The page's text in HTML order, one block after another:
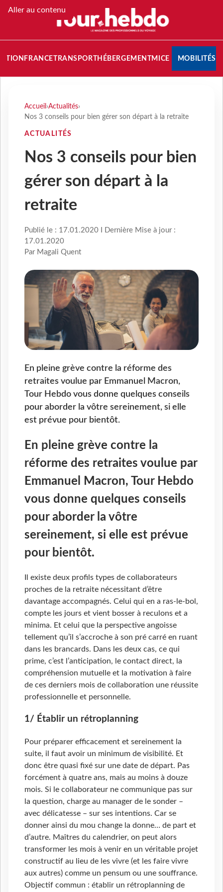
Aller au contenu
FRANCETRANSPORT HÉBERGEMENTMICE MOBILITÉS
Accueil ›Actualités›
Nos 3 conseils pour bien gérer son départ à la retraite
ACTUALITÉS
Nos 3 conseils pour bien
gérer son départ à la
retraite
Publié le : 17.01.2020 I Dernière Mise à jour :
17.01.2020
Par Magali Quent
En pleine grève contre la réforme des
retraites voulue par Emmanuel Macron,
Tour Hebdo vous donne quelques conseils
pour aborder la vôtre sereinement, si elle
est prévue pour bientôt.
En pleine grève contre la
réforme des retraites voulue par
Emmanuel Macron, Tour Hebdo
vous donne quelques conseils
pour aborder la vôtre
sereinement, si elle est prévue
pour bientôt.
Il existe deux profils types de collaborateurs
proches de la retraite nécessitant d’être
davantage accompagnés. Celui qui en a ras-le-bol,
compte les jours et vient bosser à reculons et a
minima. Et celui que la perspective angoisse
tellement qu’il s’accroche à son pré carré en ruant
dans les brancards. Dans les deux cas, ce qui
prime, c’est l’anticipation, le contact direct, la
compréhension mutuelle et la motivation à faire
de ces derniers mois de collaboration une réussite
professionnelle et personnelle.
1/ Établir un rétroplanning
Pour préparer efficacement et sereinement la
suite, il faut avoir un minimum de visibilité. Et
donc être quasi fixé sur une date de départ. Pas
forcément à quatre ans, mais au moins à douze
mois. Si le collaborateur ne communique pas sur
la question, charge au manager de le sonder –
avec délicatesse – sur ses intentions. Car se
donner ainsi du mou change la donne… de part et
d’autre. Maîtres du calendrier, on peut alors
transformer les mois à venir en un véritable projet
constructif au lieu de les vivre (et les faire vivre
aux autres) comme un pensum ou une souffrance.
Objectif commun : établir un rétroplanning de